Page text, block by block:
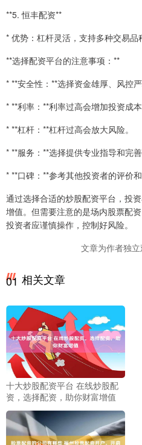
**5. 恒丰配资**
* 优势：杠杆灵活，支持多种交易品
**选择配资平台的注意事项：**
* **安全性：**选择资金雄厚、风控严
* **利率：**利率过高会增加投资成本
* **杠杆：**杠杆过高会放大风险。
* **服务：**选择提供专业指导和完善
* **口碑：**参考其他投资者的评价和
通过选择合适的炒股配资平台，投
增值。但需要注意的是场内股票配
投资者应谨慎操作，控制好风险。
文章为作者独
01 相关文章
十大炒股配资平台 在线炒股配
资，选择配资，助你财富增值